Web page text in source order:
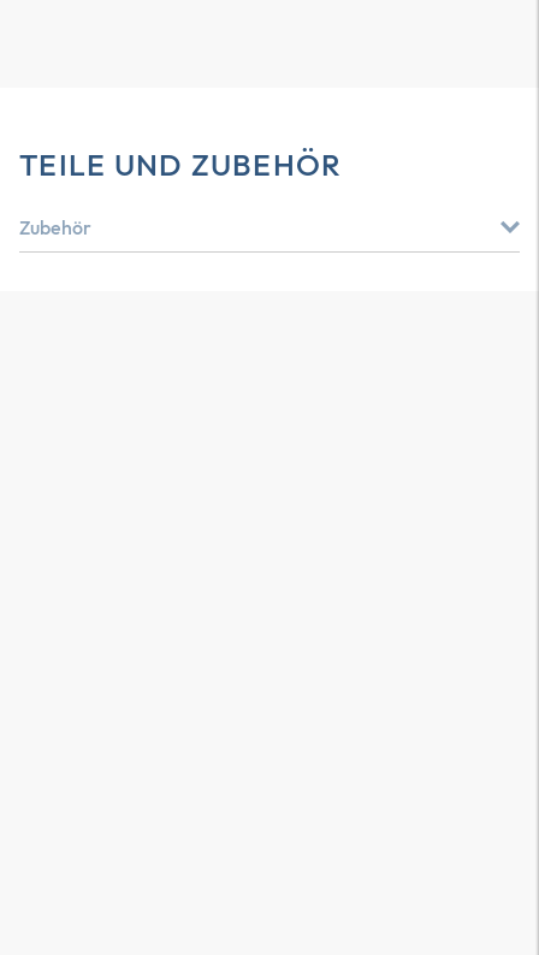
TEILE UND ZUBEHÖR
Zubehör